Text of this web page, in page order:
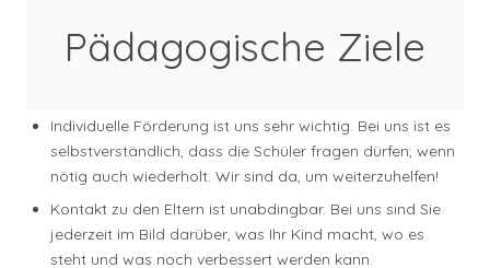
Pädagogische Ziele
Individuelle Förderung ist uns sehr wichtig. Bei uns ist es
selbstverständlich, dass die Schüler fragen dürfen, wenn
nötig auch wiederholt. Wir sind da, um weiterzuhelfen!
Kontakt zu den Eltern ist unabdingbar. Bei uns sind Sie
jederzeit im Bild darüber, was Ihr Kind macht, wo es
steht und was noch verbessert werden kann.